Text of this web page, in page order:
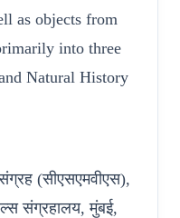
as objects from
into three
Natural History
(सीएसएमवीएस),
संग्रहालय, मुंबई,